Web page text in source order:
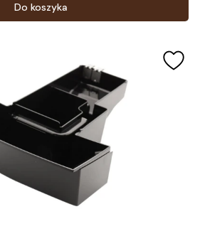
Do koszyka